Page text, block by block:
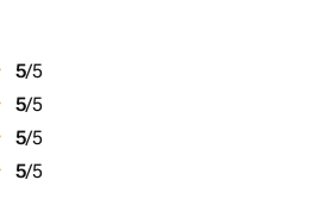
5/5
5/5
5/5
5/5